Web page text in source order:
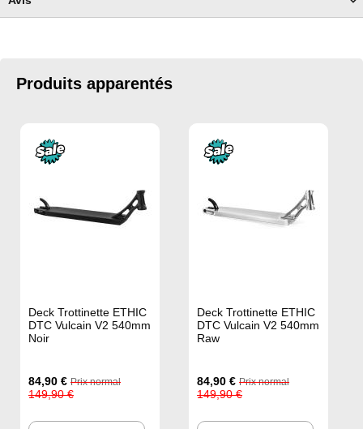
Produits apparentés
Deck Trottinette ETHIC
DTC Vulcain V2 540mm
Noir
Prix
Spécial
84,90 € Prix normal
149,90 €
Deck Trottinette ETHIC
DTC Vulcain V2 540mm
Raw
Prix
Spécial
84,90 € Prix normal
149,90 €